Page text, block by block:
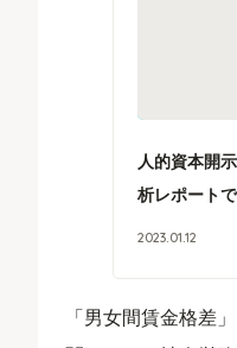
人的資本開
析レポート
2023 01 .12
「男女間賃金格差